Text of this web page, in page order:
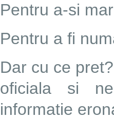
Pentru a-si
Pentru a fi
Dar cu ce
oficiala si
informatie